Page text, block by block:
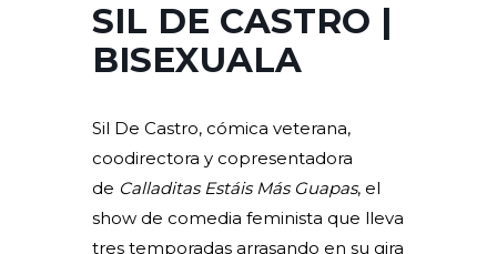
SIL DE CASTRO |
BISEXUALA
Sil De Castro, cómica veterana,
coodirectora y copresentadora
de Calladitas Estáis Más Guapas, el
show de comedia feminista que lleva
tres temporadas arrasando en su gira